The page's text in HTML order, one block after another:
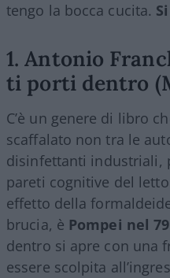
tengo la bocca cucita.
1. Antonio
ti porti dentro
C’è un genere di libro
scaffalato non tra le
disinfettanti industriali,
pareti cognitive del
effetto della
brucia, è Pompei nel
dentro si apre con una
essere scolpita